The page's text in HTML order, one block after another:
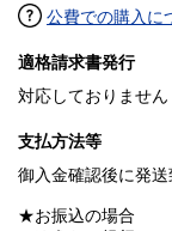
公費での購入に
適格請求書発行
対応しておりません
支払方法等
御入金確認後に発送
★お振込の場合